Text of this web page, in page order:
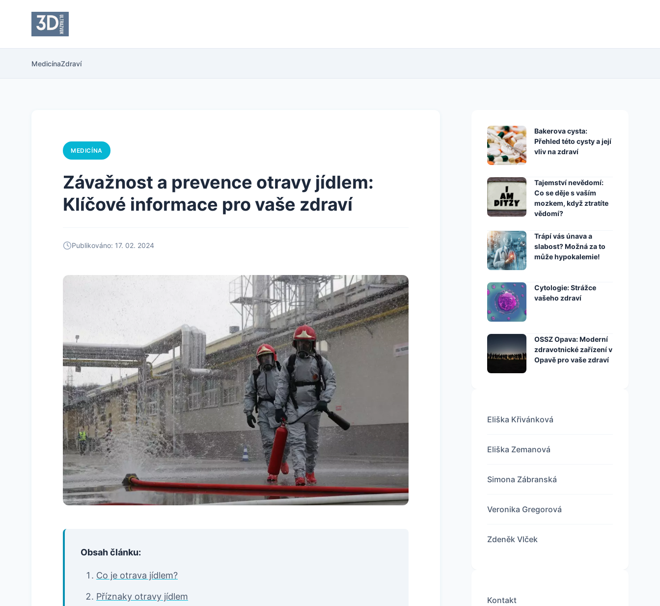
MedicínaZdraví
MEDICÍNA
Závažnost a prevence otravy jídlem:
Klíčové informace pro vaše zdraví
Publikováno: 17. 02. 2024
Obsah článku:
Co je otrava jídlem?
Příznaky otravy jídlem
Bakerova cysta:
Přehled této cysty a její
vliv na zdraví
Tajemství nevědomí:
Co se děje s vaším
mozkem, když ztratíte
vědomí?
Trápí vás únava a
slabost? Možná za to
může hypokalemie!
Cytologie: Strážce
vašeho zdraví
OSSZ Opava: Moderní
zdravotnické zařízení v
Opavě pro vaše zdraví
Eliška Křivánková
Eliška Zemanová
Simona Zábranská
Veronika Gregorová
Zdeněk Vlček
Kontakt